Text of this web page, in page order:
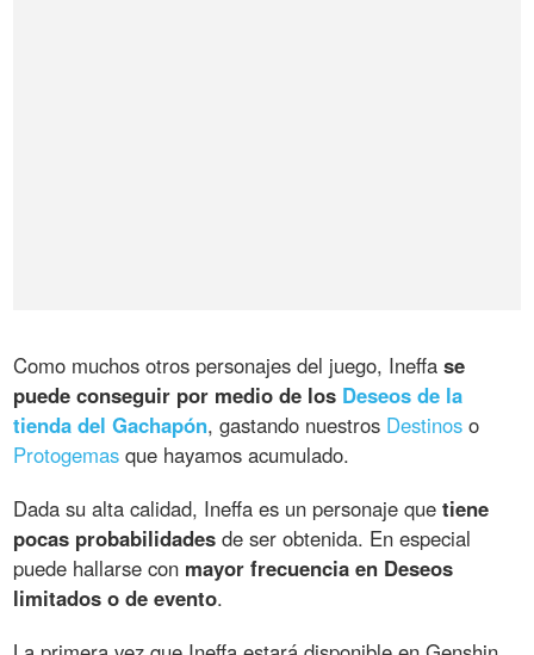
Como muchos otros personajes del juego, Ineffase
puede conseguir por medio de los Deseos de la
tienda del Gachapón, gastando nuestros Destinos o
Protogemas que hayamos acumulado.
Dada su alta calidad, Ineffa es un personaje quetiene
pocas probabilidades de ser obtenida. En especial
puede hallarse con mayor frecuencia en Deseos
limitados o de evento.